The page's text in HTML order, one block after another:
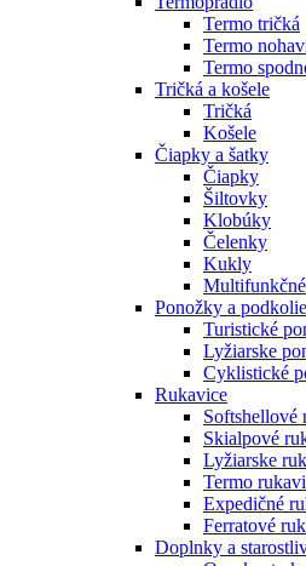
Termo tričká
Termo
Termo
Tričká a košele
Tričká
Košele
Čiapky a šatky
Čiapky
Šiltovky
Klobúky
Čelenky
Kukly
Ponožky a
Turistické
Lyžiarske
Cyklistické
Rukavice
Softshellové
Skialpové
Lyžiarske
Termo
Expedičné
Ferratové
Doplnky a